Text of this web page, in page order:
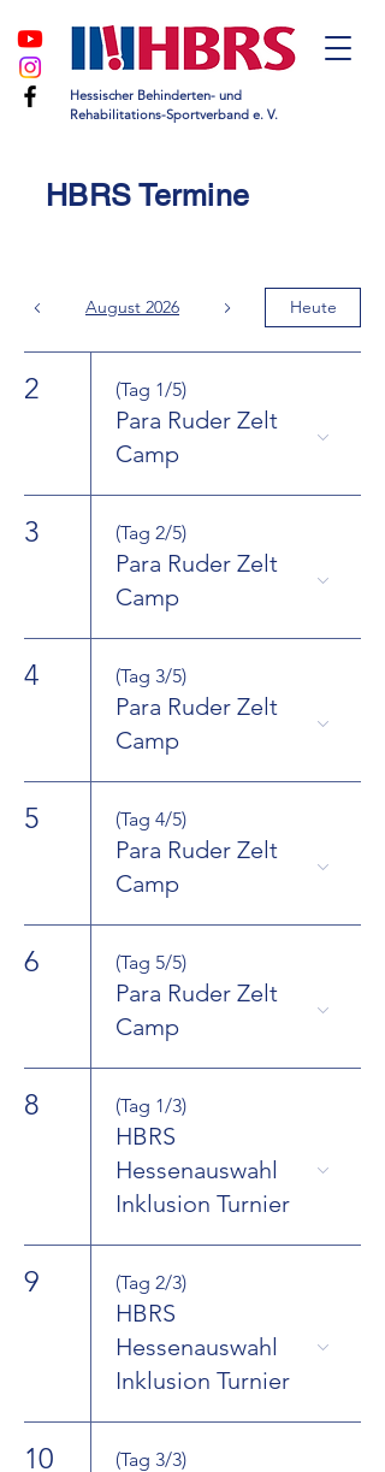
Hessischer Behinderten- und
Rehabilitations-Sportverband e. V.
HBRS Termine
August 2026 Heute
2 (Tag 1/5)
Para Ruder Zelt
Camp
3 (Tag 2/5)
Para Ruder Zelt
Camp
4 (Tag 3/5)
Para Ruder Zelt
Camp
5 (Tag 4/5)
Para Ruder Zelt
Camp
6 (Tag 5/5)
Para Ruder Zelt
Camp
8 (Tag 1/3)
HBRS
Hessenauswahl
Inklusion Turnier
9 (Tag 2/3)
HBRS
Hessenauswahl
Inklusion Turnier
10 (Tag 3/3)